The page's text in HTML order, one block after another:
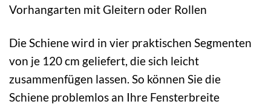
Vorhangarten mit Gleitern oder Rollen
Die Schiene wird in vier praktischen Segmenten
von je 120 cm geliefert, die sich leicht
zusammenfügen lassen. So können Sie die
Schiene problemlos an Ihre Fensterbreite